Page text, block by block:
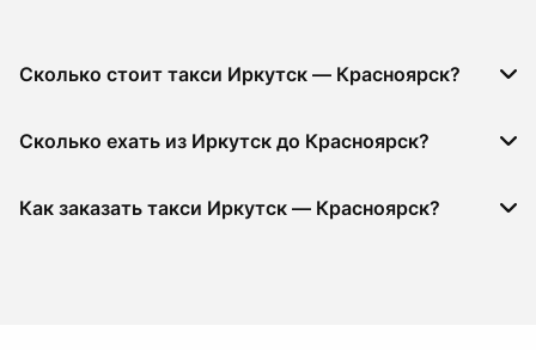
Сколько стоит такси Иркутск — Красноярск?
Сколько ехать из Иркутск до Красноярск?
Как заказать такси Иркутск — Красноярск?